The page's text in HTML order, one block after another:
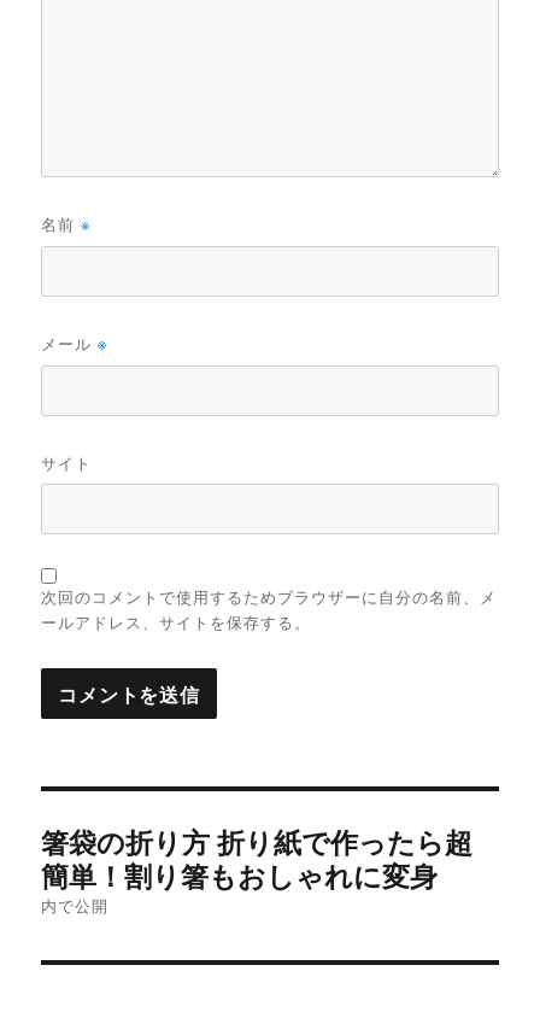
名前※
メール※
サイト
次回のコメントで使用するためブラウザーに自分の名前、メ
ールアドレス、サイトを保存する。
稿
ナ
ビ
箸袋の折り方 折り紙で作ったら超
簡単！割り箸もおしゃれに変身
内で公開